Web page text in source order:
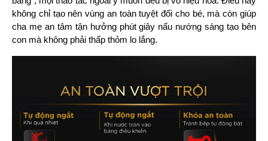
không chỉ tạo nên vùng an toàn tuyệt đối cho bé, mà còn giúp
cha mẹ an tâm tận hưởng phút giây nấu nướng sáng tạo bên
con mà không phải thấp thỏm lo lắng.